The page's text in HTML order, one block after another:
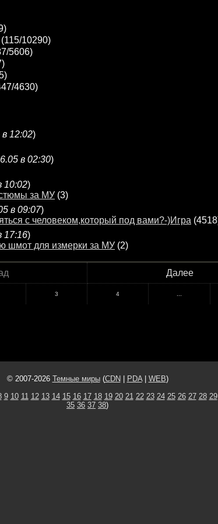
(115/10290)
5606)
4630)
в 12:02)
в 02:30)
10:02)
за МУ (3)
в 09:07)
с человеком,который под вами?-)Игра
17:16)
шмот для измерки за МУ (2)
Далее
3 4
© 2007-2026 Темные миры(CDN PDA| WEB)
9 10 11 12 13 14 15 16 17 18 19 20 21 22 23 24 25 26 27 28 29
35 36 37 38)